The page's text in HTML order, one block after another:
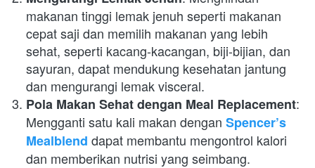
makanan tinggi lemak jenuh seperti makanan
cepat saji dan memilih makanan yang lebih
sehat, seperti kacang-kacangan, biji-bijian, dan
sayuran, dapat mendukung kesehatan jantung
dan mengurangi lemak visceral.
Pola Makan Sehat dengan Meal Replacement:
Mengganti satu kali makan dengan Spencer’s
Mealblend dapat membantu mengontrol kalori
dan memberikan nutrisi yang seimbang.